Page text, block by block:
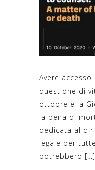
Avere
questione di
ottobre è la
la pena di
dedicata al
legale per
potrebbero […]